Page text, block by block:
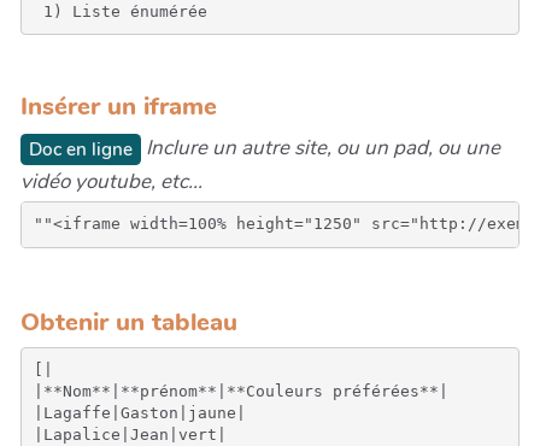
1) Liste énumérée
Insérer un iframe
Doc en ligne Inclure un autre site, ou un pad, ou une
vidéo youtube, etc...
Obtenir un tableau
|**Nom**|**prénom**|**Couleurs préférées**|
|Lagaffe|Gaston|jaune|
|Lapalice|Jean|vert|